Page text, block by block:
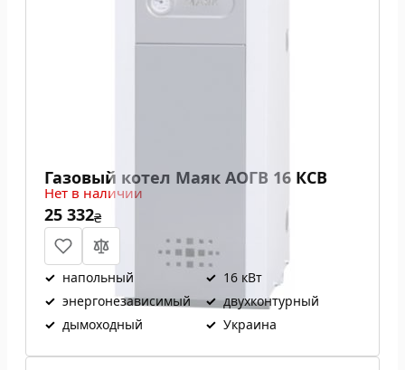
Газовый котел Маяк АОГВ 16 КСВ
Нет в наличии
25 332₴
✓ напольный ✓ 16 кВт
✓ энергонезависимый ✓ двухконтурный
✓ дымоходный ✓ Украина